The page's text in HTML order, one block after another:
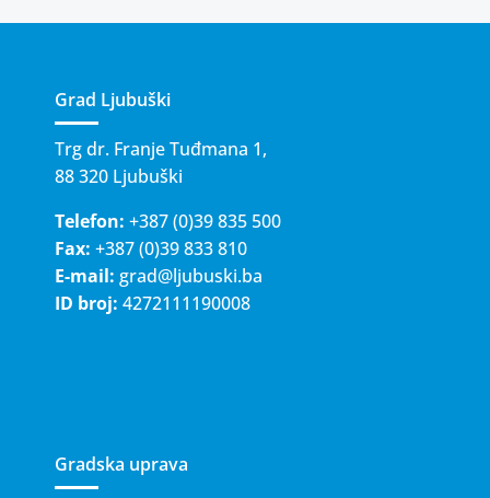
Grad Ljubuški
Trg dr. Franje Tuđmana 1,
88 320 Ljubuški
Telefon: +387 (0)39 835 500
Fax: +387 (0)39 833 810
E-mail: grad@ljubuski.ba
ID broj: 4272111190008
Gradska uprava